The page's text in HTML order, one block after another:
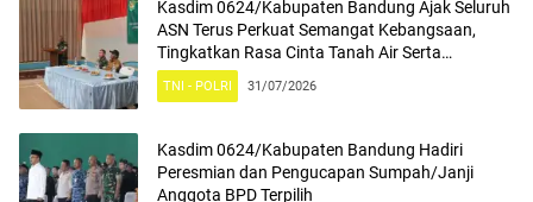
Kasdim 0624/Kabupaten Bandung Ajak Seluruh
ASN Terus Perkuat Semangat Kebangsaan,
Tingkatkan Rasa Cinta Tanah Air Serta
Mengamalkan Nilai Nilai Pancasila
TNI - POLRI 31/07/2026
Kasdim 0624/Kabupaten Bandung Hadiri
Peresmian dan Pengucapan Sumpah/Janji
Anggota BPD Terpilih